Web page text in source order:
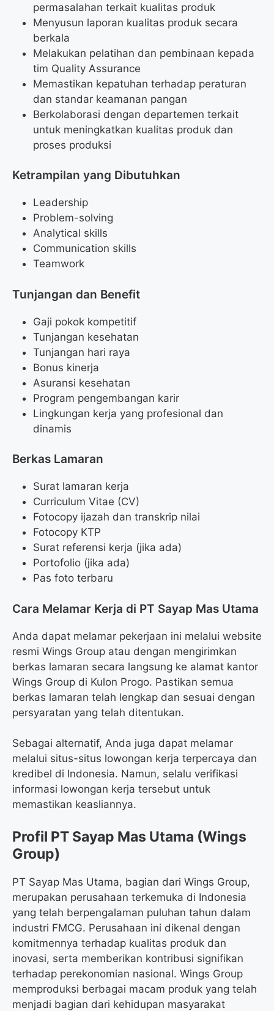
permasalahan terkait kualitas produk
Menyusun laporan kualitas produk secara
berkala
Melakukan pelatihan dan pembinaan kepada
tim Quality Assurance
Memastikan kepatuhan terhadap peraturan
dan standar keamanan pangan
Berkolaborasi dengan departemen terkait
untuk meningkatkan kualitas produk dan
proses produksi
Ketrampilan yang Dibutuhkan
Leadership
Problem-solving
Analytical skills
Communication skills
Teamwork
Tunjangan dan Benefit
Gaji pokok kompetitif
Tunjangan kesehatan
Tunjangan hari raya
Bonus kinerja
Asuransi kesehatan
Program pengembangan karir
Lingkungan kerja yang profesional dan
dinamis
Berkas Lamaran
Surat lamaran kerja
Curriculum Vitae (CV)
Fotocopy ijazah dan transkrip nilai
Fotocopy KTP
Surat referensi kerja (jika ada)
Portofolio (jika ada)
Pas foto terbaru
Cara Melamar Kerja di PT Sayap Mas Utama
Anda dapat melamar pekerjaan ini melalui website
resmi Wings Group atau dengan mengirimkan
berkas lamaran secara langsung ke alamat kantor
Wings Group di Kulon Progo. Pastikan semua
berkas lamaran telah lengkap dan sesuai dengan
persyaratan yang telah ditentukan.
Sebagai alternatif, Anda juga dapat melamar
melalui situs-situs lowongan kerja terpercaya dan
kredibel di Indonesia. Namun, selalu verifikasi
informasi lowongan kerja tersebut untuk
memastikan keasliannya.
Profil PT Sayap Mas Utama (Wings
Group)
PT Sayap Mas Utama, bagian dari Wings Group,
merupakan perusahaan terkemuka di Indonesia
yang telah berpengalaman puluhan tahun dalam
industri FMCG. Perusahaan ini dikenal dengan
komitmennya terhadap kualitas produk dan
inovasi, serta memberikan kontribusi signifikan
terhadap perekonomian nasional. Wings Group
memproduksi berbagai macam produk yang telah
menjadi bagian dari kehidupan masyarakat